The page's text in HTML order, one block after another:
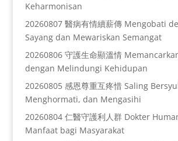
Keharmonisan
20260807 醫病有情續薪傳 Mengobati
Sayang dan Mewariskan Semangat
20260806 守護生命顯溫情
dengan Melindungi Kehidupan
20260805 感恩尊重互疼惜 Saling
Menghormati, dan Mengasihi
20260804 仁醫守護利人群 Dokter
Manfaat bagi Masyarakat